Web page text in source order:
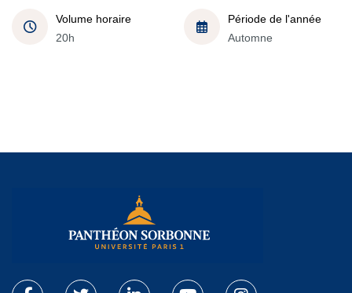
Volume horaire
20h
Période de l'année
Automne